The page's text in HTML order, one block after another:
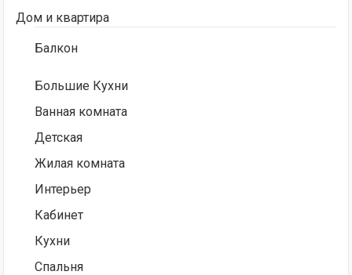
Дом и квартира
Балкон
Большие Кухни
Ванная комната
Детская
Жилая комната
Интерьер
Кабинет
Кухни
Спальня